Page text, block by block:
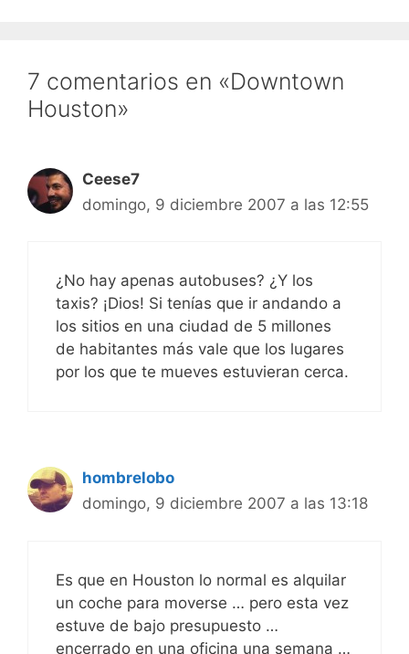
7 comentarios en «Downtown
Houston»
Ceese7
domingo, 9 diciembre 2007 a las 12:55
¿No hay apenas autobuses? ¿Y los
taxis? ¡Dios! Si tenías que ir andando a
los sitios en una ciudad de 5 millones
de habitantes más vale que los lugares
por los que te mueves estuvieran cerca.
hombrelobo
domingo, 9 diciembre 2007 a las 13:18
Es que en Houston lo normal es alquilar
un coche para moverse … pero esta vez
estuve de bajo presupuesto …
encerrado en una oficina una semana …